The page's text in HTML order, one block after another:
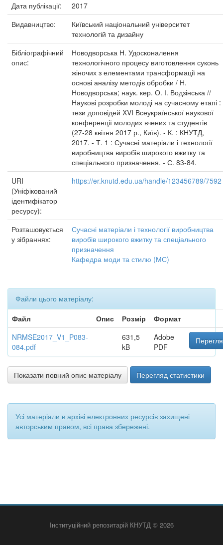
Дата публікації:
2017
Видавництво:
Київський національний університет
технологій та дизайну
Бібліографічний
опис:
Новодворська Н. Удосконалення
технологічного процесу виготовлення суконь
жіночих з елементами трансформації на
основі аналізу методів обробки / Н.
Новодворська; наук. кер. О. І. Водзінська //
Наукові розробки молоді на сучасному етапі :
тези доповідей XVI Всеукраїнської наукової
конференції молодих вчених та студентів
(27-28 квітня 2017 р., Київ). - К. : КНУТД,
2017. - Т. 1 : Сучасні матеріали і технології
виробництва виробів широкого вжитку та
спеціального призначення. - С. 83-84.
URI
(Уніфікований
ідентифікатор
ресурсу):
https://er.knutd.edu.ua/handle/123456789/7592
Розташовується
у зібраннях:
Сучасні матеріали і технології виробництва
виробів широкого вжитку та спеціального
призначення
Кафедра моди та стилю (МС)
Файли цього матеріалу:
Файл
Опис Розмір
Формат
NRMSE2017_V1_P083-
084.pdf
631,5
kB
Adobe
PDF
Показати повний опис матеріалу Перегляд статистики
Усі матеріали в архіві електронних ресурсів захищені
авторським правом, всі права збережені.
Інституційний репозитарій КНУТД © 2026